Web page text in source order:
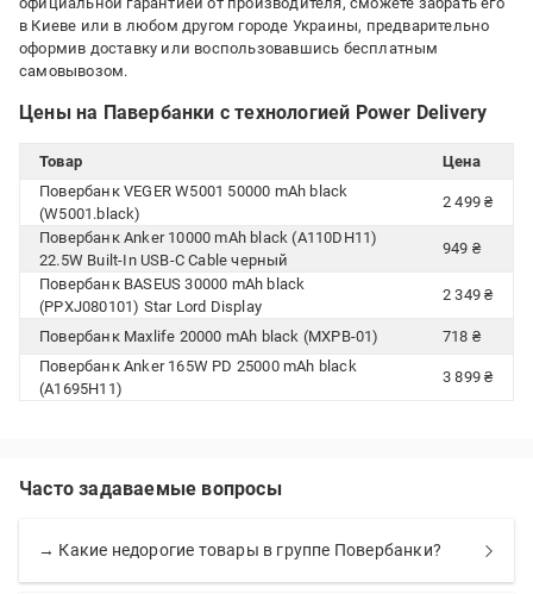
в Киеве или в любом другом городе Украины, предварительно
оформив доставку или воспользовавшись бесплатным
самовывозом.
Цены на Павербанки с технологией Power Delivery
Товар
Цена
Повербанк VEGER W5001 50000 mAh black
(W5001.black)
2 499 ₴
Повербанк Anker 10000 mAh black (A110DH11)
22.5W Built-In USB-C Cable черный
949 ₴
Повербанк BASEUS 30000 mAh black
(PPXJ080101) Star Lord Display
2 349 ₴
Повербанк Maxlife 20000 mAh black (MXPB-01)
718 ₴
Повербанк Anker 165W PD 25000 mAh black
(A1695H11)
3 899 ₴
Часто задаваемые вопросы
→ Какие недорогие товары в группе Повербанки?